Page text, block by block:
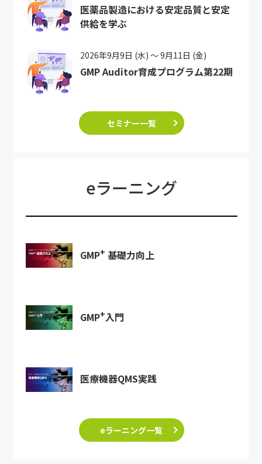
医薬品製造における安定品質と安定
供給を学ぶ
2026年9月9日 (水) ～ 9月11日 (金)
GMP Auditor育成プログラム第22期
セミナー一覧
eラーニング
GMP+ 基礎力向上
GMP+入門
医療機器QMS実践
eラーニング一覧